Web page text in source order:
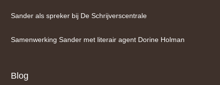
Sander als spreker bij De Schrijverscentrale
Samenwerking Sander met literair agent Dorine Holman
Blog